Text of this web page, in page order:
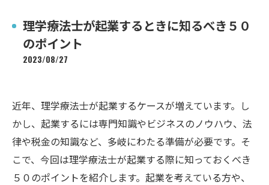
理学療法士が起業するときに知るべき５０
のポイント
2023/08/27
近年、理学療法士が起業するケースが増えています。し
かし、起業するには専門知識やビジネスのノウハウ、法
律や税金の知識など、多岐にわたる準備が必要です。そ
こで、今回は理学療法士が起業する際に知っておくべき
５０のポイントを紹介します。起業を考えている方や、